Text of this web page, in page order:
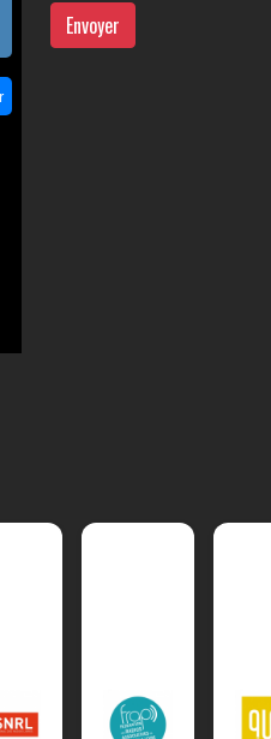
Envoyer